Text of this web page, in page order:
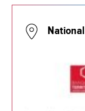
National